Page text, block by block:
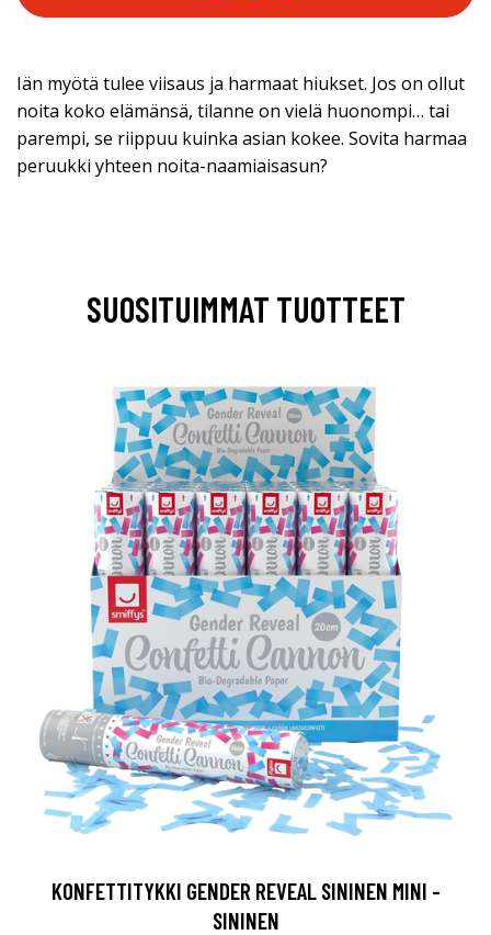
Iän myötä tulee viisaus ja harmaat hiukset. Jos on ollut
noita koko elämänsä, tilanne on vielä huonompi… tai
parempi, se riippuu kuinka asian kokee. Sovita harmaa
peruukki yhteen noita-naamiaisasun?
SUOSITUIMMAT TUOTTEET
KONFETTITYKKI GENDER REVEAL SININEN MINI -
SININEN